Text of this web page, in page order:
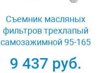
Съемник масляных
фильтров трехлапый
самозажимной 95-165
AI050102
9 437 руб.